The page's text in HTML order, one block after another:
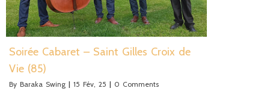
Soirée Cabaret – Saint Gilles Croix de
Vie (85)
By Baraka Swing | 15 Fév, 25 | 0 Comments